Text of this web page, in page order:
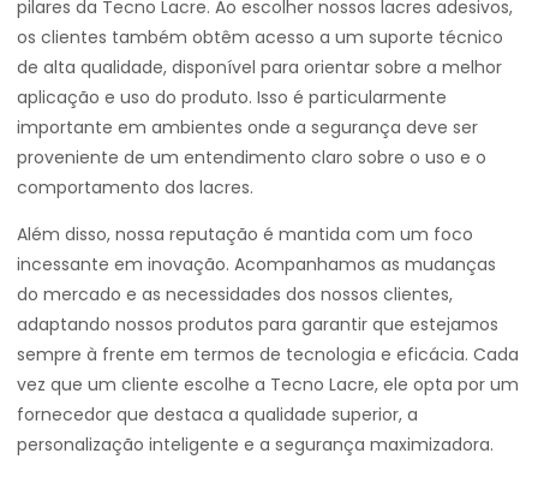
pilares da Tecno Lacre. Ao escolher nossos lacres adesivos,
os clientes também obtêm acesso a um suporte técnico
de alta qualidade, disponível para orientar sobre a melhor
aplicação e uso do produto. Isso é particularmente
importante em ambientes onde a segurança deve ser
proveniente de um entendimento claro sobre o uso e o
comportamento dos lacres.
Além disso, nossa reputação é mantida com um foco
incessante em inovação. Acompanhamos as mudanças
do mercado e as necessidades dos nossos clientes,
adaptando nossos produtos para garantir que estejamos
sempre à frente em termos de tecnologia e eficácia. Cada
vez que um cliente escolhe a Tecno Lacre, ele opta por um
fornecedor que destaca a qualidade superior, a
personalização inteligente e a segurança maximizadora.